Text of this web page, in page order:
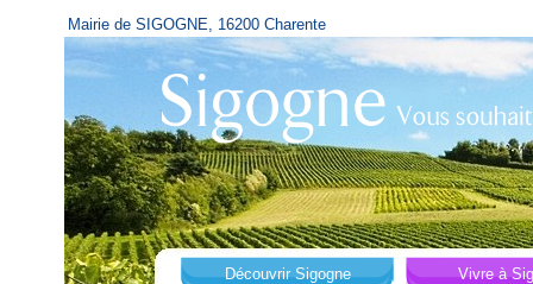
Mairie de SIGOGNE, 16200 Charente
Découvrir Sigogne
Vivre à